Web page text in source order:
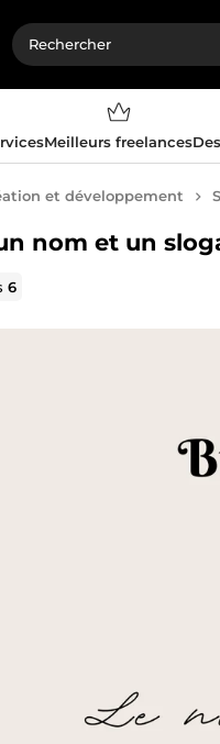
Meilleurs freelances
et développement
nom et un
6